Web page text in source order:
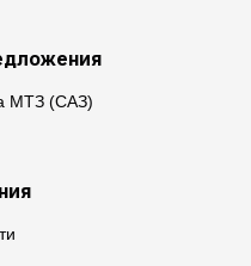
МТЗ (САЗ)